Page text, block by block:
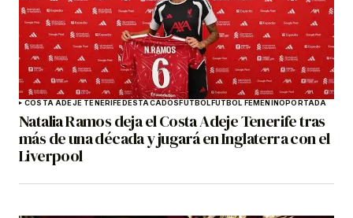
COSTA ADEJE TENERIFEDESTACADOSFÚTBOLFÚTBOL FEMENINOPORTADA
Natalia Ramos deja el Costa Adeje Tenerife tras
más de una década y jugará en Inglaterra con el
Liverpool